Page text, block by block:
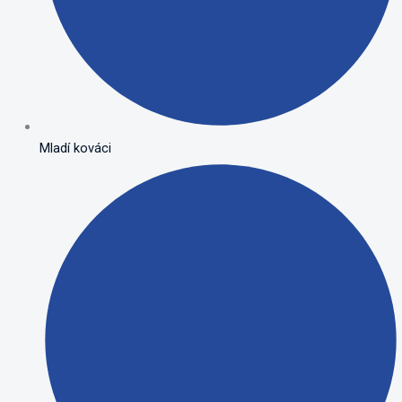
Mladí kováci